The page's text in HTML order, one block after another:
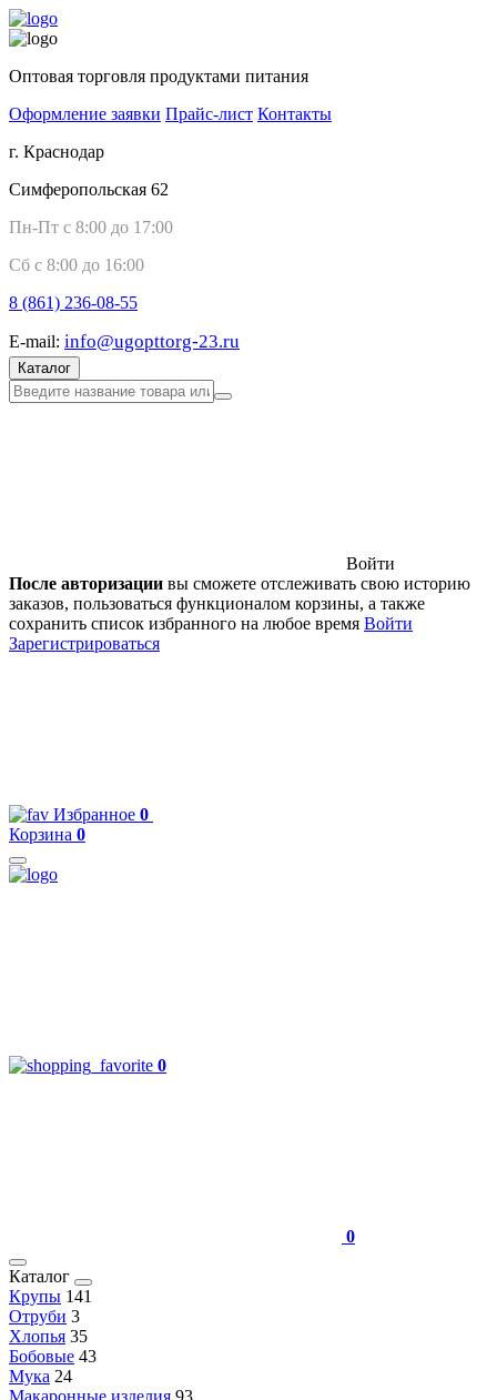
Оптовая торговля продуктами питания
Оформление заявки Прайс-лист Контакты
г. Краснодар
Симферопольская 62
Пн-Пт с 8:00 до 17:00
Сб с 8:00 до 16:00
8 (861) 236-08-55
E-mail: info@ugopttorg-23.ru
Каталог
Войти
После авторизации вы сможете отслеживать свою историю
заказов, пользоваться функционалом корзины, а также
сохранить список избранного на любое время Войти
Зарегистрироваться
Избранное 0
Корзина 0
0
0
Каталог
Крупы 141
Отруби 3
Хлопья 35
Бобовые 43
Мука 24
Макаронные изделия 93